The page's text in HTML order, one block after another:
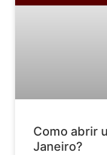
Como abrir
Janeiro?